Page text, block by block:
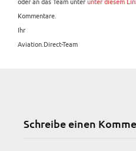
Kommentare.
Ihr
Aviation.Direct-Team
Schreibe einen